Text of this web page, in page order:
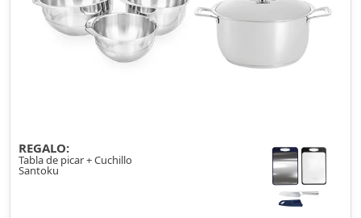
REGALO:
Tabla de picar + Cuchillo
Santoku